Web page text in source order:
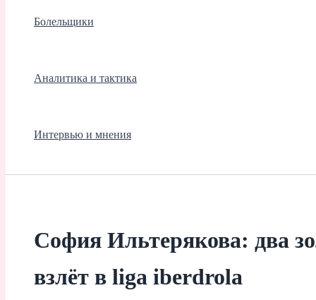
Болельщики
Аналитика и тактика
Интервью и мнения
София Ильтерякова: два
взлёт в liga iberdrola